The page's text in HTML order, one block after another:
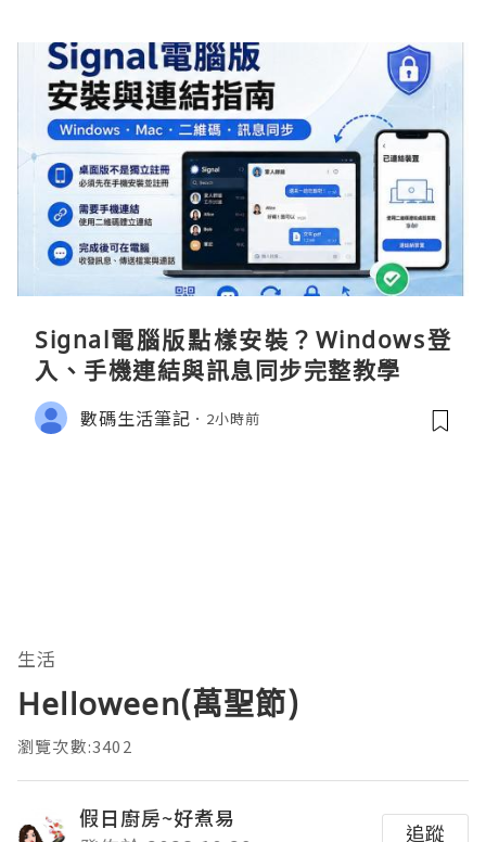
Signal電腦版點樣安裝？Windows登
入、手機連結與訊息同步完整教學
數碼生活筆記 2小時前
生活
Helloween(萬聖節)
瀏覽次數:3402
假日廚房~好煮易
追蹤